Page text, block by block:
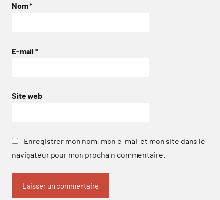
Nom*
E-mail *
Site web
Enregistrer mon nom, mon e-mail et mon site dans le
navigateur pour mon prochain commentaire.